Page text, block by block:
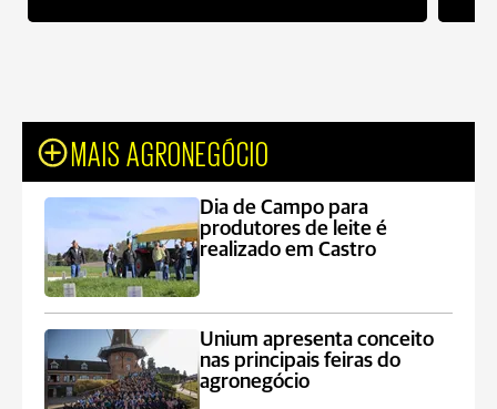
MAIS AGRONEGÓCIO
Dia de Campo para
produtores de leite é
realizado em Castro
Unium apresenta conceito
nas principais feiras do
agronegócio